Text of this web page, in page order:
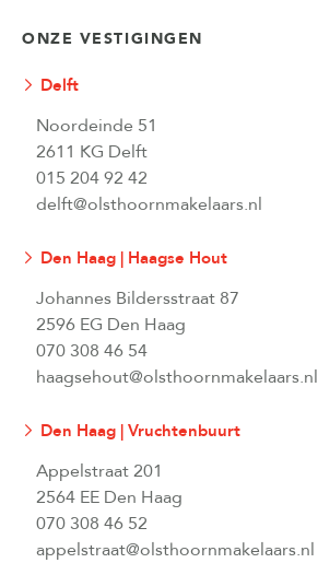
ONZE VESTIGINGEN
Delft
Noordeinde 51
2611 KG Delft
015 204 92 42
delft@olsthoornmakelaars.nl
Den Haag | Haagse Hout
Johannes Bildersstraat 87
2596 EG Den Haag
070 308 46 54
haagsehout@olsthoornmakelaars.nl
Den Haag | Vruchtenbuurt
Appelstraat 201
2564 EE Den Haag
070 308 46 52
appelstraat@olsthoornmakelaars.nl